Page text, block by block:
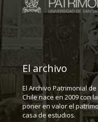
El archivo
El Archivo Patrimonial
Chile nace en 2009 con
poner en valor el
casa de estudios.